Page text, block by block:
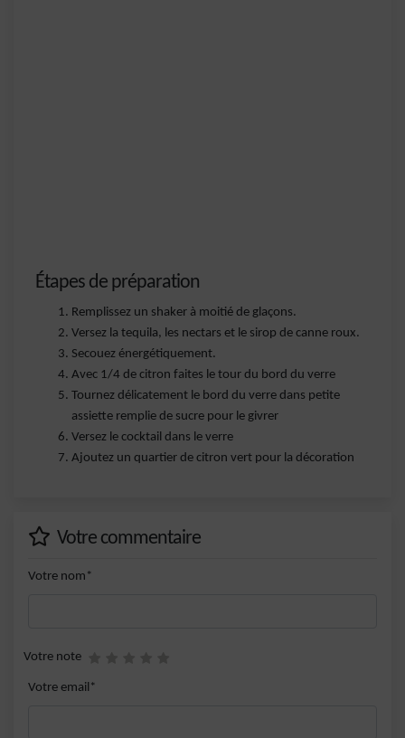
Étapes de préparation
Remplissez un shaker à moitié de glaçons.
Versez la tequila, les nectars et le sirop de canne roux.
Secouez énergétiquement.
Avec 1/4 de citron faites le tour du bord du verre
Tournez délicatement le bord du verre dans petite
assiette remplie de sucre pour le givrer
Versez le cocktail dans le verre
Ajoutez un quartier de citron vert pour la décoration
Votre commentaire
Votre nom*
Votre note
Votre email*